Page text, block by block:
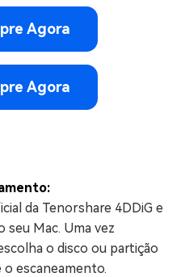
Agora
Agora
da Tenorshare 4DDiG e
seu Mac. Uma vez
o disco ou partição
o escaneamento.